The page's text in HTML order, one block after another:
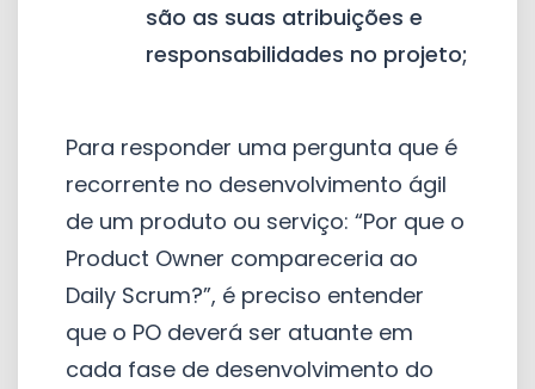
são as suas atribuições e
responsabilidades no projeto;
Para responder uma pergunta que é
recorrente no desenvolvimento ágil
de um produto ou serviço: “Por que o
Product Owner compareceria ao
Daily Scrum?”, é preciso entender
que o PO deverá ser atuante em
cada fase de desenvolvimento do